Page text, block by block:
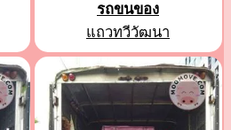
รถขนของ
แถวทวีวัฒนา